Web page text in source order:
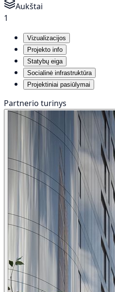
Aukštai
1
Vizualizacijos
Projekto info
Statybų eiga
Socialinė infrastruktūra
Projektiniai pasiūlymai
Partnerio turinys